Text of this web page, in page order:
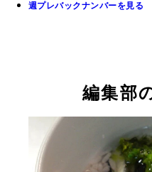
週プレバックナンバーを見る
編集部